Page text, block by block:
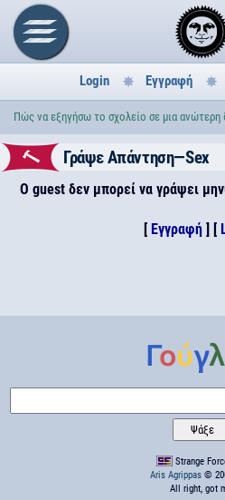
Login Εγγραφή
Πώς να εξηγήσω το σχολείο σε μια ανώτερη
Γράψε Απάντηση—Sex
Ο guest δεν μπορεί να γράψει
[ Εγγραφή ] [
Strange
Aris Agrippas ©
All right, got